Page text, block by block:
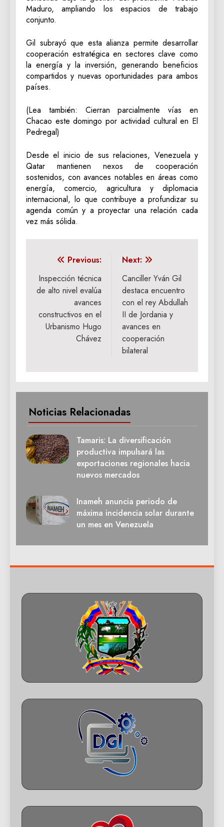
Maduro, ampliando los espacios de trabajo
conjunto.
Gil subrayó que esta alianza permite desarrollar
cooperación estratégica en sectores clave como
la energía y la inversión, generando beneficios
compartidos y nuevas oportunidades para ambos
países.
(Lea también: Cierran parcialmente vías en
Chacao este domingo por actividad cultural en El
Pedregal)
Desde el inicio de sus relaciones, Venezuela y
Qatar mantienen nexos de cooperación
sostenidos, con avances notables en áreas como
energía, comercio, agricultura y diplomacia
internacional, lo que contribuye a profundizar su
agenda común y a proyectar una relación cada
vez más sólida.
Navegación
de
entradas
Previous:
Inspección técnica
de alto nivel evalúa
avances
constructivos en el
Urbanismo Hugo
Chávez
Next:
Canciller Yván Gil
destaca encuentro
con el rey Abdullah
II de Jordania y
avances en
cooperación
bilateral
Noticias Relacionadas
Tamaris: La diversificación
productiva impulsará las
exportaciones regionales hacia
nuevos mercados
Inameh anuncia periodo de
máxima incidencia solar durante
un mes en Venezuela